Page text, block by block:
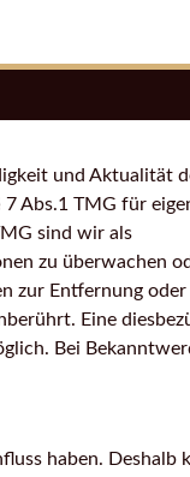
und Aktualität
Abs.1 TMG für
sind wir als
zu überwachen
zur Entfernung oder
Eine
Bei
haben. Deshalb